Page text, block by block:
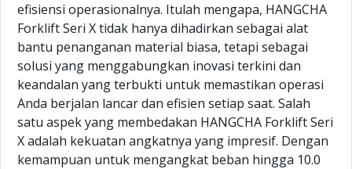
efisiensi operasionalnya. Itulah mengapa, HANGCHA
Forklift Seri X tidak hanya dihadirkan sebagai alat
bantu penanganan material biasa, tetapi sebagai
solusi yang menggabungkan inovasi terkini dan
keandalan yang terbukti untuk memastikan operasi
Anda berjalan lancar dan efisien setiap saat. Salah
satu aspek yang membedakan HANGCHA Forklift Seri
X adalah kekuatan angkatnya yang impresif. Dengan
kemampuan untuk mengangkat beban hingga 10.0